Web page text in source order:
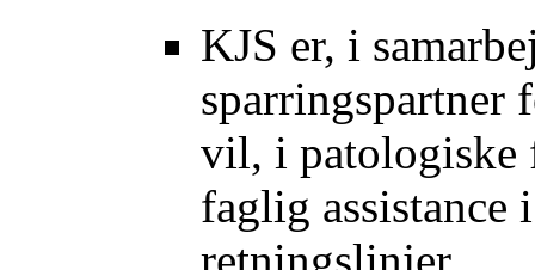
KJS er, i
sparringspartner
vil, i patologiske
faglig